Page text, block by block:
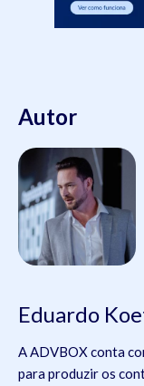
Autor
Eduardo
A ADVBOX conta
para produzir os